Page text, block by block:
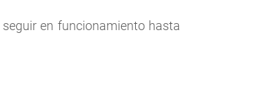
en funcionamiento hasta